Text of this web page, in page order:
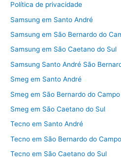
Política de privacidade
Samsung em Santo André
Samsung em São Bernardo do
Samsung em São Caetano do Sul
Samsung Santo André São
Smeg em Santo André
Smeg em São Bernardo do Campo
Smeg em São Caetano do Sul
Tecno em Santo André
Tecno em São Bernardo do Campo
Tecno em São Caetano do Sul